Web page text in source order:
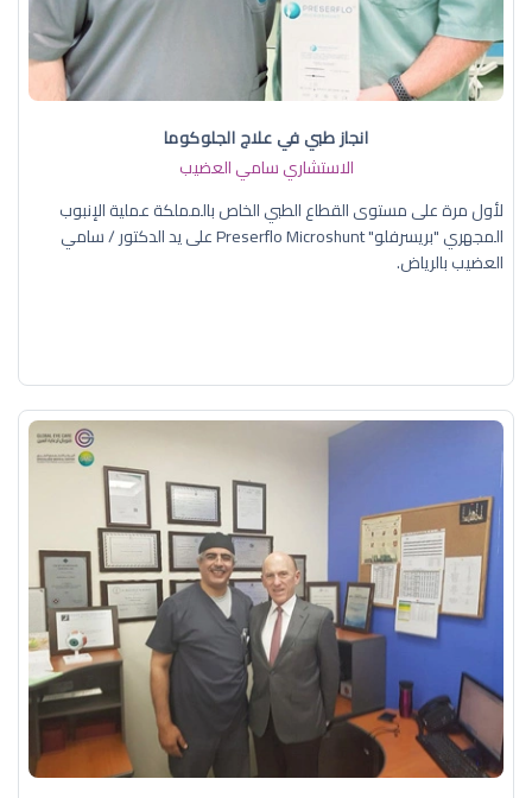
انجاز طبي في علاج الجلوكوما
الاستشاري سامي العضيب
لأول مرة على مستوى القطاع الطبي الخاص بالمملكة عملية الإنبوب
المجهري "بريسرفلو" Preserflo Microshunt على يد الدكتور / سامي
العضيب بالرياض.